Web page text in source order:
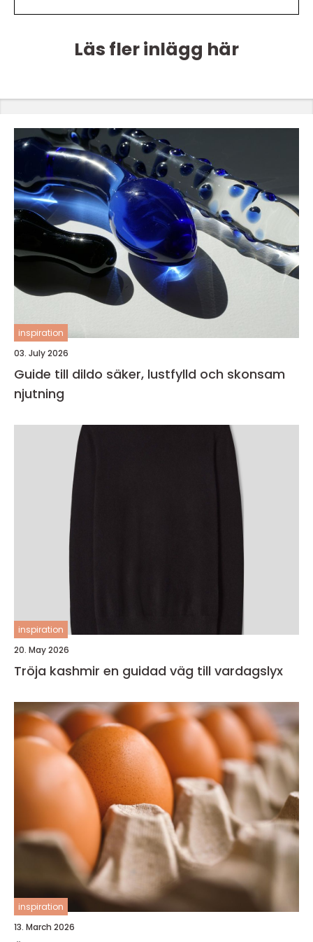
Läs fler inlägg här
inspiration
03. July 2026
Guide till dildo säker, lustfylld och skonsam
njutning
inspiration
20. May 2026
Tröja kashmir en guidad väg till vardagslyx
inspiration
13. March 2026